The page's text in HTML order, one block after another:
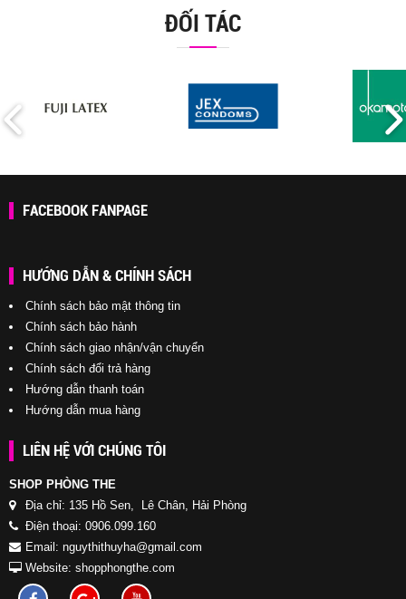
ĐỐI TÁC
FACEBOOK FANPAGE
HƯỚNG DẪN & CHÍNH SÁCH
Chính sách bảo mật thông tin
Chính sách bảo hành
Chính sách giao nhận/vận chuyển
Chính sách đổi trả hàng
Hướng dẫn thanh toán
Hướng dẫn mua hàng
LIÊN HỆ VỚI CHÚNG TÔI
SHOP PHÒNG THE
Địa chỉ: 135 Hồ Sen, Lê Chân, Hải Phòng
Điện thoại: 0906.099.160
Email: nguythithuyha@gmail.com
Website: shopphongthe.com